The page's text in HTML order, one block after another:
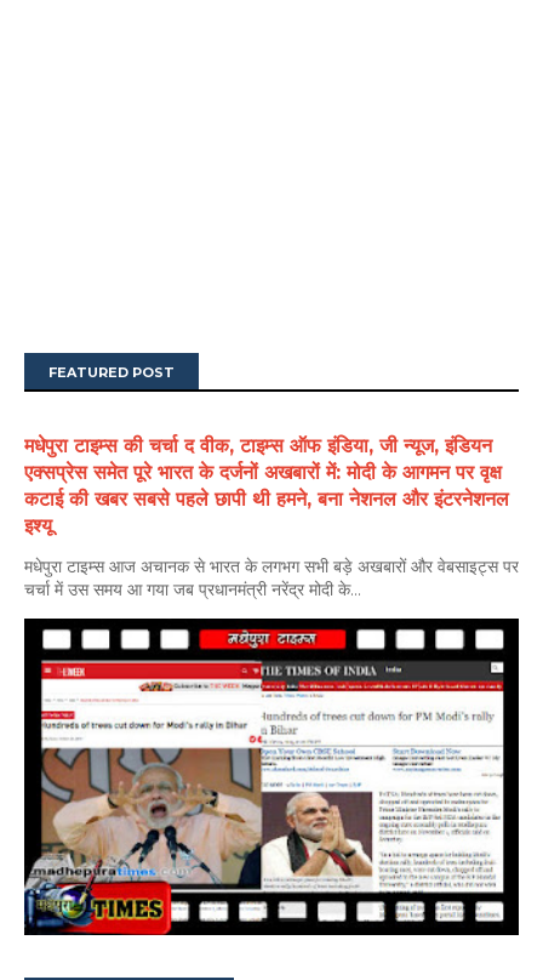
FEATURED POST
मधेपुरा टाइम्स की चर्चा द वीक, टाइम्स ऑफ इंडिया, जी न्यूज, इंडियन
एक्सप्रेस समेत पूरे भारत के दर्जनों अखबारों में: मोदी के आगमन पर वृक्ष
कटाई की खबर सबसे पहले छापी थी हमने, बना नेशनल और इंटरनेशनल
इश्यू
मधेपुरा टाइम्स आज अचानक से भारत के लगभग सभी बड़े अखबारों और वेबसाइट्स पर
चर्चा में उस समय आ गया जब प्रधानमंत्री नरेंद्र मोदी के...